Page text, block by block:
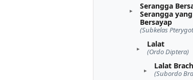
Serangga
Serangga
Bersayap
(Subkelas
Lalat
(Ordo Diptera)
Lalat
(Subordo